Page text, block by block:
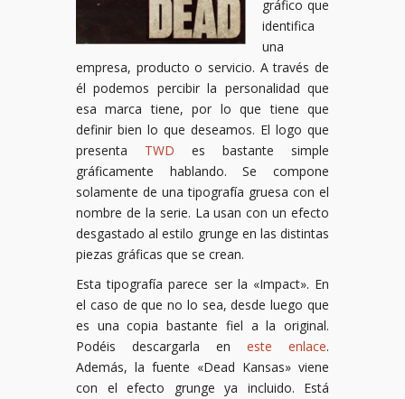
gráfico que
identifica
una
empresa, producto o servicio. A través de
él podemos percibir la personalidad que
esa marca tiene, por lo que tiene que
definir bien lo que deseamos. El logo que
presenta TWD es bastante simple
gráficamente hablando. Se compone
solamente de una tipografía gruesa con el
nombre de la serie. La usan con un efecto
desgastado al estilo grunge en las distintas
piezas gráficas que se crean.
Esta tipografía parece ser la «Impact». En
el caso de que no lo sea, desde luego que
es una copia bastante fiel a la original.
Podéis descargarla en este enlace.
Además, la fuente «Dead Kansas» viene
con el efecto grunge ya incluido. Está